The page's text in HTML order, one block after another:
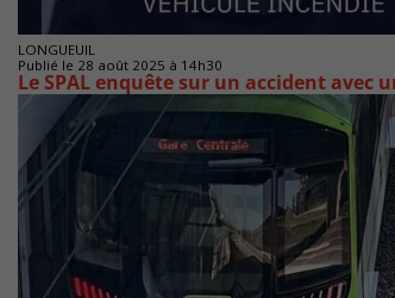
LONGUEUIL
Publié le 28 août 2025 à 14h30
Le SPAL enquête sur un accident avec